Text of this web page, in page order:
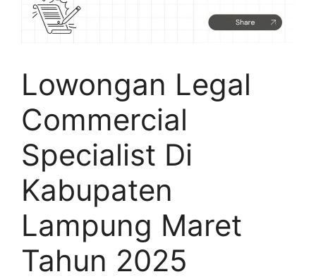
Lowongan Legal
Commercial
Specialist Di
Kabupaten
Lampung Maret
Tahun 2025